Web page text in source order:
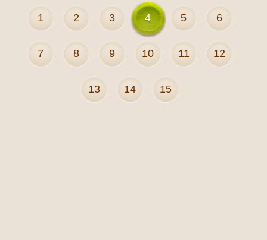
1 2 3 4 5 6
7 8 9 10 11 12
13 14 15